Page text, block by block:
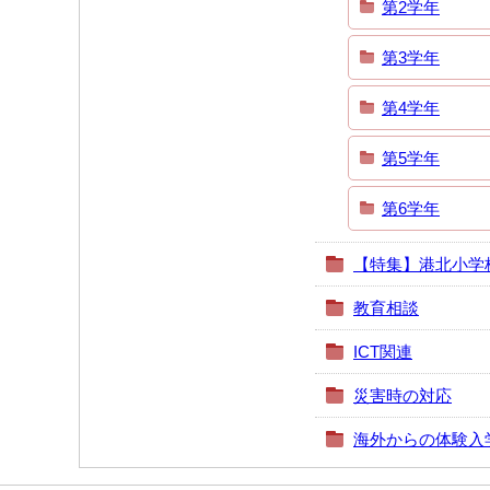
第2学年
第3学年
第4学年
第5学年
第6学年
【特集】港北小
教育相談
ICT関連
災害時の対応
海外からの体験入